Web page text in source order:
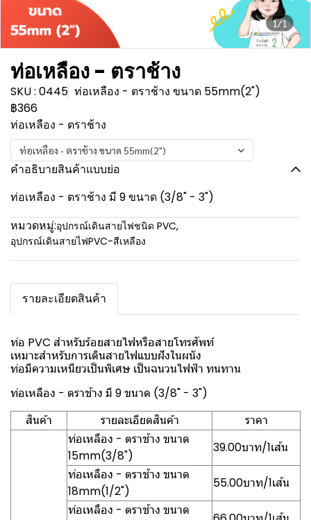
1/1
ท่อเหลือง - ตราช้าง
SKU : 0445 ท่อเหลือง - ตราช้าง ขนาด 55mm(2")
฿366
ท่อเหลือง - ตราช้าง
ท่อเหลือง - ตราช้าง ขนาด 55mm(2")
คำอธิบายสินค้าแบบย่อ
ท่อเหลือง - ตราช้าง มี 9 ขนาด (3/8" - 3")
หมวดหมู่:อุปกรณ์เดินสายไฟชนิด PVC,
อุปกรณ์เดินสายไฟPVC-สีเหลือง
รายละเอียดสินค้า
ท่อ PVC สำหรับร้อยสายไฟหรือสายโทรศัพท์
เหมาะสำหรับการเดินสายไฟแบบฝังในผนัง
ท่อมีความเหนียวเป็นพิเศษ เป็นฉนวนไฟฟ้า ทนทาน
ท่อเหลือง - ตราช้าง มี 9 ขนาด (3/8" - 3")
สินค้า
รายละเอียดสินค้า
ราคา
ท่อเหลือง - ตราช้าง ขนาด
15mm(3/8")
39.00บาท/1เส้น
ท่อเหลือง - ตราช้าง ขนาด
18mm(1/2")
55.00บาท/1เส้น
ท่อเหลือง - ตราช้าง ขนาด